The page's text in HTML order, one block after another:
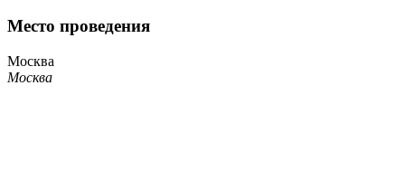
Место проведения
Москва
Москва